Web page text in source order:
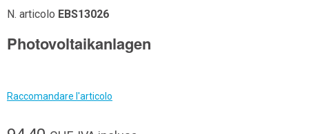
N. articolo EBS13026
Photovoltaikanlagen
Raccomandare l'articolo